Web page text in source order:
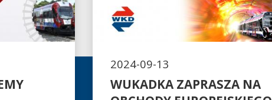
2024-09-13
WUKADKA ZAPRASZA NA